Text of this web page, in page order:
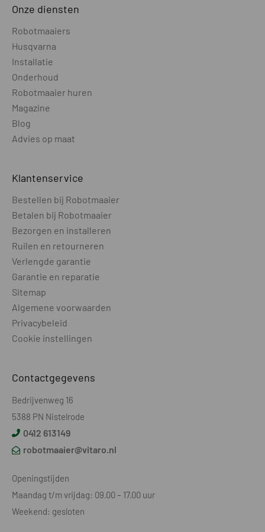
Referentie station - verbinding met
Hybride installatie mogelijk (combi
draadloos / bedraad)
Laadstation extern opgesteld
buiten GPS bereik
CAMERA
Camera t.b.v. ondersteuning bij
Camera t.b.v. object vermijden
PRODUCTGEGEVENS
Wielen aantal
Wielen aangedreven
Wielmotor
Rijsnelheid - km/u
Voorwielas pendelend
Geluidsniveau - dB(A)
Accu voltage - V
Type accu
Capaciteit accu - Ah
Laadstroom - A
Onze diensten
Robotmaaiers
Husqvarna
Installatie
Onderhoud
Robotmaaier huren
Magazine
Blog
Advies op maat
Klantenservice
Bestellen bij Robotmaaier
Betalen bij Robotmaaier
Bezorgen en installeren
Ruilen en retourneren
Verlengde garantie
Garantie en reparatie
Sitemap
Algemene voorwaarden
Privacybeleid
Cookie instellingen
Contactgegevens
Bedrijvenweg 16
5388 PN Nistelrode
0412 613149
robotmaaier@vitaro.nl
Openingstijden
Maandag t/m vrijdag: 09.00 – 17.00 uur
Weekend: gesloten